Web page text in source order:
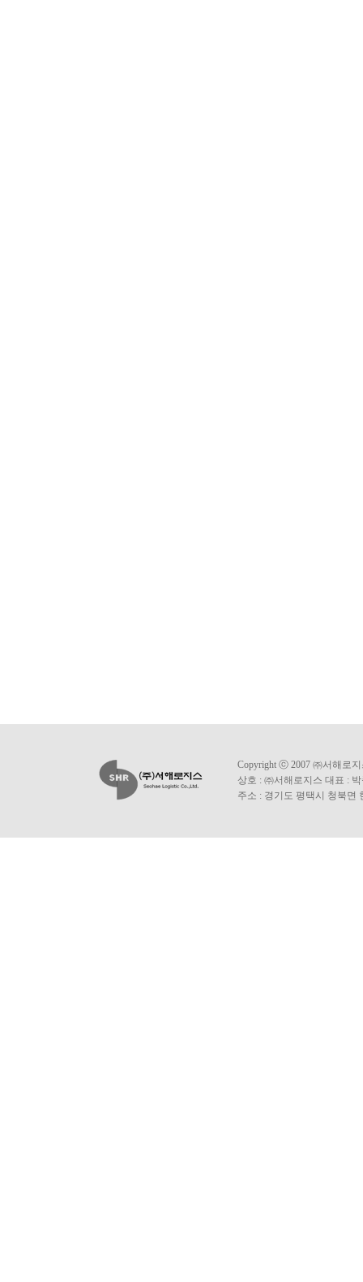
Copyright ⓒ 2007 ㈜서해로지
상호 : ㈜서해로지스 대표 :
주소 : 경기도 평택시 청북면